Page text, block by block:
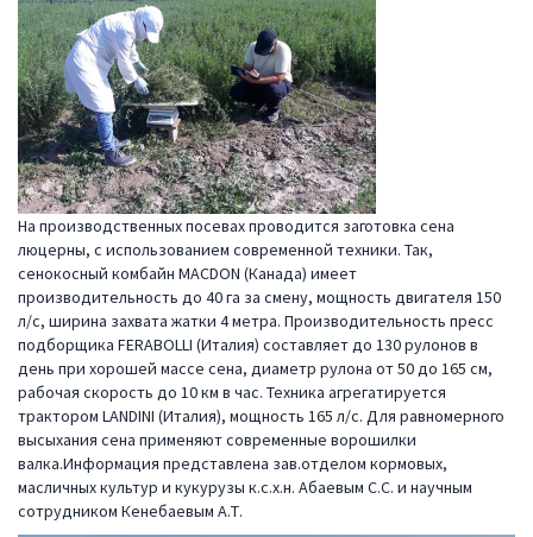
На производственных посевах проводится заготовка сена
люцерны, с использованием современной техники. Так,
сенокосный комбайн MACDON (Канада) имеет
производительность до 40 га за смену, мощность двигателя 150
л/с, ширина захвата жатки 4 метра. Производительность пресс
подборщика FERABOLLI (Италия) составляет до 130 рулонов в
день при хорошей массе сена, диаметр рулона от 50 до 165 см,
рабочая скорость до 10 км в час. Техника агрегатируется
трактором LANDINI (Италия), мощность 165 л/с. Для равномерного
высыхания сена применяют современные ворошилки
валка.Информация представлена зав.отделом кормовых,
масличных культур и кукурузы к.с.х.н. Абаевым С.С. и научным
сотрудником Кенебаевым А.Т.